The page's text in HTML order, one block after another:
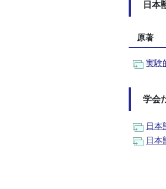
日本
原著
実験
学会
日本
日本